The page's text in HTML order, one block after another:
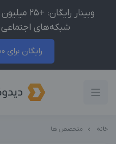
وبینار
شبکه‌های
رایگان برای 100 نفر اول
خانه متخصص ها